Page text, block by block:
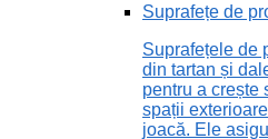
Suprafețe de
Suprafețele de
din tartan și
pentru a crește
spații
joacă. Ele